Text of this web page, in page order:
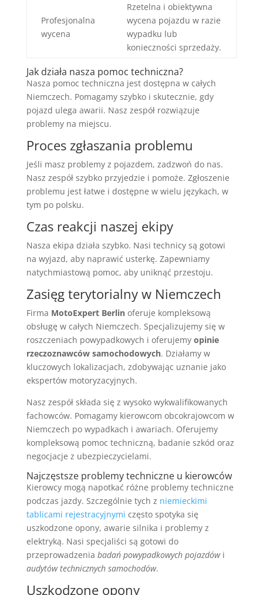
Profesjonalna
wycena
Rzetelna i obiektywna
wycena pojazdu w razie
wypadku lub
konieczności sprzedaży.
Jak działa nasza pomoc techniczna?
Nasza pomoc techniczna jest dostępna w całych
Niemczech. Pomagamy szybko i skutecznie, gdy
pojazd ulega awarii. Nasz zespół rozwiązuje
problemy na miejscu.
Proces zgłaszania problemu
Jeśli masz problemy z pojazdem, zadzwoń do nas.
Nasz zespół szybko przyjedzie i pomoże. Zgłoszenie
problemu jest łatwe i dostępne w wielu językach, w
tym po polsku.
Czas reakcji naszej ekipy
Nasza ekipa działa szybko. Nasi technicy są gotowi
na wyjazd, aby naprawić usterkę. Zapewniamy
natychmiastową pomoc, aby uniknąć przestoju.
Zasięg terytorialny w Niemczech
Firma MotoExpert Berlinoferuje kompleksową
obsługę w całych Niemczech. Specjalizujemy się w
roszczeniach powypadkowych i oferujemy opinie
rzeczoznawców samochodowych. Działamy w
kluczowych lokalizacjach, zdobywając uznanie jako
ekspertów motoryzacyjnych.
Nasz zespół składa się z wysoko wykwalifikowanych
fachowców. Pomagamy kierowcom obcokrajowcom w
Niemczech po wypadkach i awariach. Oferujemy
kompleksową pomoc techniczną, badanie szkód oraz
negocjacje z ubezpieczycielami.
Najczęstsze problemy techniczne u kierowców
Kierowcy mogą napotkać różne problemy techniczne
podczas jazdy. Szczególnie tych z niemieckimi
tablicami rejestracyjnymi często spotyka się
uszkodzone opony, awarie silnika i problemy z
elektryką. Nasi specjaliści są gotowi do
przeprowadzenia badań powypadkowych pojazdówi
audytów technicznych samochodów.
Uszkodzone opony